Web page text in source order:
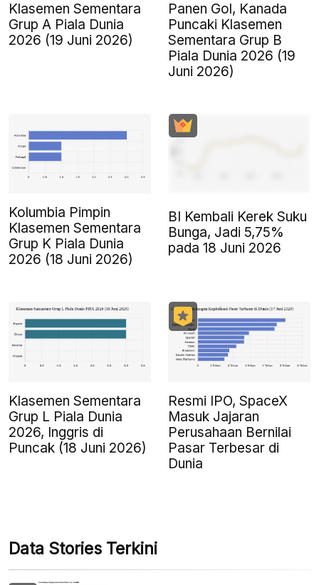
Klasemen Sementara
Grup A Piala Dunia
2026 (19 Juni 2026)
Panen Gol, Kanada
Puncaki Klasemen
Sementara Grup B
Piala Dunia 2026 (19
Juni 2026)
Kolumbia Pimpin
Klasemen Sementara
Grup K Piala Dunia
2026 (18 Juni 2026)
BI Kembali Kerek Suku
Bunga, Jadi 5,75%
pada 18 Juni 2026
Klasemen Sementara
Grup L Piala Dunia
2026, Inggris di
Puncak (18 Juni 2026)
Resmi IPO, SpaceX
Masuk Jajaran
Perusahaan Bernilai
Pasar Terbesar di
Dunia
Data Stories Terkini